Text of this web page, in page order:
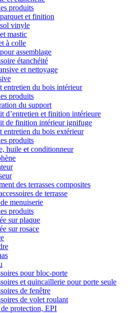
produits
et finition
vinyle
mastic
à colle
assemblage
étanchéité
et nettoyage
entretien du bois intérieur
produits
du support
d’entretien et finition intérieure
de finition intérieur ignifuge
entretien du bois extérieur
produits
huile et conditionneur
des terrasses composites
de terrasse
menuiserie
produits
sur plaque
sur rosace
pour bloc-porte
et quincaillerie pour porte seule
de fenêtre
de volet roulant
protection, EPI